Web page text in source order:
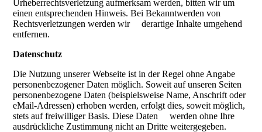
Urheberrechtsverletzung aufmerksam werden, bitten wir um
einen entsprechenden Hinweis. Bei Bekanntwerden von
Rechtsverletzungen werden wir derartige Inhalte umgehend
entfernen.
Datenschutz
Die Nutzung unserer Webseite ist in der Regel ohne Angabe
personenbezogener Daten möglich. Soweit auf unseren Seiten
personenbezogene Daten (beispielsweise Name, Anschrift oder
eMail-Adressen) erhoben werden, erfolgt dies, soweit möglich,
stets auf freiwilliger Basis. Diese Daten werden ohne Ihre
ausdrückliche Zustimmung nicht an Dritte weitergegeben.